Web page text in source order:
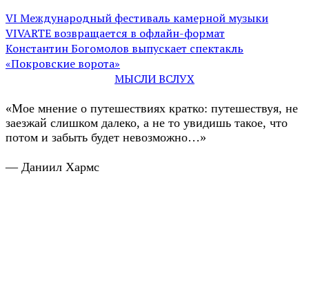
VI Международный фестиваль камерной музыки
VIVARTE возвращается в офлайн-формат
Константин Богомолов выпускает спектакль
«Покровские ворота»
МЫСЛИ ВСЛУХ
«Мое мнение о путешествиях кратко: путешествуя, не
заезжай слишком далеко, а не то увидишь такое, что
потом и забыть будет невозможно…»
— Даниил Хармс